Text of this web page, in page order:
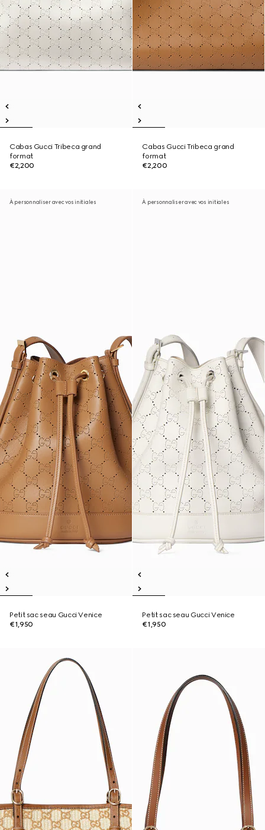
Cabas Gucci Tribeca grand
format
€2,200
Cabas Gucci Tribeca grand
format
€2,200
À personnaliser avec vos initiales
Petit sac seau Gucci Venice
€1,950
À personnaliser avec vos initiales
Petit sac seau Gucci Venice
€1,950